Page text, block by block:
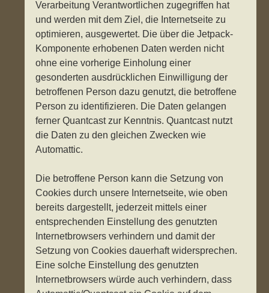
Verarbeitung Verantwortlichen zugegriffen hat
und werden mit dem Ziel, die Internetseite zu
optimieren, ausgewertet. Die über die Jetpack-
Komponente erhobenen Daten werden nicht
ohne eine vorherige Einholung einer
gesonderten ausdrücklichen Einwilligung der
betroffenen Person dazu genutzt, die betroffene
Person zu identifizieren. Die Daten gelangen
ferner Quantcast zur Kenntnis. Quantcast nutzt
die Daten zu den gleichen Zwecken wie
Automattic.
Die betroffene Person kann die Setzung von
Cookies durch unsere Internetseite, wie oben
bereits dargestellt, jederzeit mittels einer
entsprechenden Einstellung des genutzten
Internetbrowsers verhindern und damit der
Setzung von Cookies dauerhaft widersprechen.
Eine solche Einstellung des genutzten
Internetbrowsers würde auch verhindern, dass